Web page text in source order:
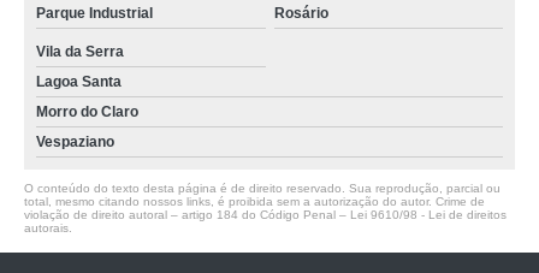
Parque Industrial Rosário
Vila da Serra
Lagoa Santa
Morro do Claro
Vespaziano
O conteúdo do texto desta página é de direito reservado. Sua reprodução, parcial ou
total, mesmo citando nossos links, é proibida sem a autorização do autor. Crime de
violação de direito autoral – artigo 184 do Código Penal – Lei 9610/98 - Lei de direitos
autorais